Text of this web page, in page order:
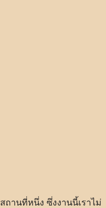
ถานที่หนึ่ง ซึ่งงานนี้เราไม่